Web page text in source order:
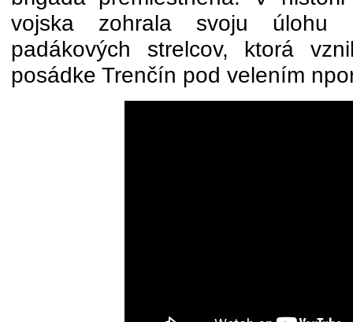
vojska zohrala svoju úlohu
padákových strelcov, ktorá
posádke Trenčín pod velením